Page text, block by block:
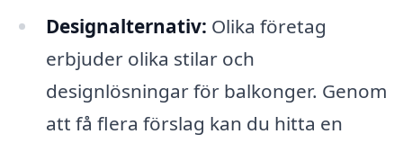
Designalternativ: Olika företag
erbjuder olika stilar och
designlösningar för balkonger. Genom
att få flera förslag kan du hitta en